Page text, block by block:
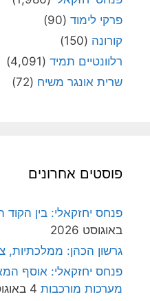
פרקי לימוד (90)
קורונה (150)
רלוונטיים תמיד (4,091)
שרית אונגר משיח (72)
פוסטים אחרונים
פנחס יחזקאלי: בין
באוגוסט 2026
גרשון הכהן: ממלכתיות,
פנחס יחזקאלי: אוסף
מערכות מורכבות 4 באוגוסט 2026